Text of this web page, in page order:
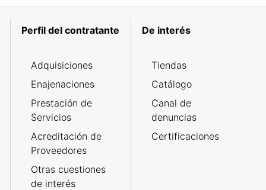
Perfil del contratante
Adquisiciones
Enajenaciones
Prestación de
Servicios
Acreditación de
Proveedores
Otras cuestiones
de interés
De interés
Tiendas
Catálogo
Canal de
denuncias
Certificaciones